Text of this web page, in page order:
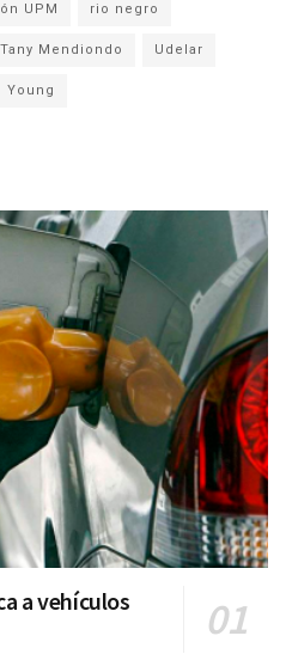
UPM rio negro
Tany Mendiondo Udelar
Young
a vehículos